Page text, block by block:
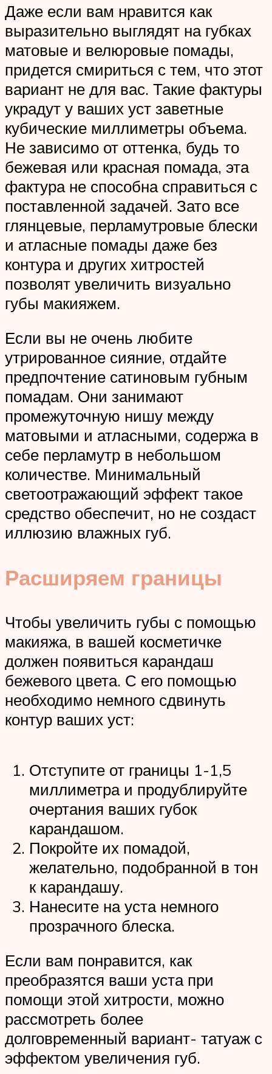
Даже если вам нравится как
выразительно выглядят на губках
матовые и велюровые помады,
придется смириться с тем, что этот
вариант не для вас. Такие фактуры
украдут у ваших уст заветные
кубические миллиметры объема.
Не зависимо от оттенка, будь то
бежевая или красная помада, эта
фактура не способна справиться с
поставленной задачей. Зато все
глянцевые, перламутровые блески
и атласные помады даже без
контура и других хитростей
позволят увеличить визуально
губы макияжем.
Если вы не очень любите
утрированное сияние, отдайте
предпочтение сатиновым губным
помадам. Они занимают
промежуточную нишу между
матовыми и атласными, содержа в
себе перламутр в небольшом
количестве. Минимальный
светоотражающий эффект такое
средство обеспечит, но не создаст
иллюзию влажных губ.
Расширяем границы
Чтобы увеличить губы с помощью
макияжа, в вашей косметичке
должен появиться карандаш
бежевого цвета. С его помощью
необходимо немного сдвинуть
контур ваших уст:
Отступите от границы 1-1,5
миллиметра и продублируйте
очертания ваших губок
карандашом.
Покройте их помадой,
желательно, подобранной в тон
к карандашу.
Нанесите на уста немного
прозрачного блеска.
Если вам понравится, как
преобразятся ваши уста при
помощи этой хитрости, можно
рассмотреть более
долговременный вариант- татуаж с
эффектом увеличения губ.